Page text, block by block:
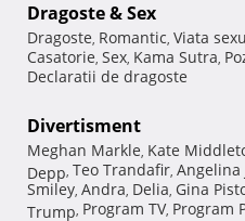
Dragoste & Sex
Dragoste, Romantic, Viata
Casatorie, Sex, Kama Sutra,
Declaratii de dragoste
Divertisment
Meghan Markle, Kate
Depp, Teo Trandafir, Angelina
Smiley, Andra, Delia, Gina
Trump, Program TV, Program